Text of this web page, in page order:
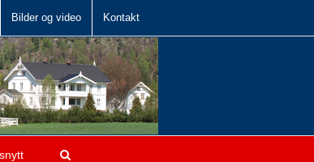
Bilder og video Kontakt